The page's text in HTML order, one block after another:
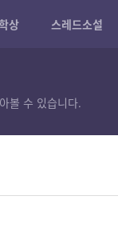
상 스레드소설
볼 수 있습니다.